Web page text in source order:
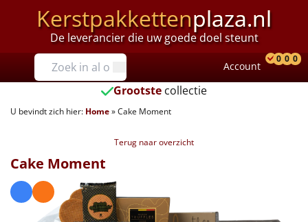
Kerstpakkettenplaza.nl
De leverancier die uw goede doel steunt
Prijzen
Tot €25
€25 tot €35
€40 tot €45
€45 tot €50
Account
0 0 0
Grootste collectie
U bevindt zich hier: Home»Cake Moment
Terug naar overzicht
Cake Moment